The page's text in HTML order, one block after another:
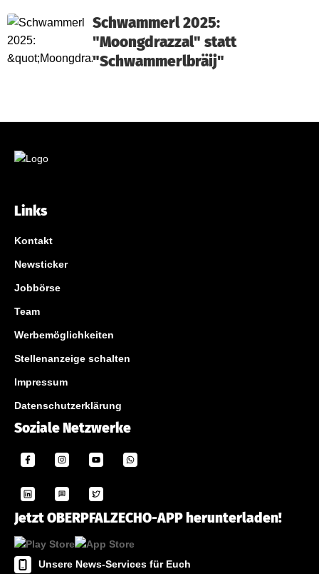
Schwammerl 2025:
"Moongdrazzal" statt
"Schwammerlbräij"
Links
Kontakt
Newsticker
Jobbörse
Team
Werbemöglichkeiten
Stellenanzeige schalten
Impressum
Datenschutzerklärung
Soziale Netzwerke
Jetzt OBERPFALZECHO-APP herunterladen!
Unsere News-Services für Euch